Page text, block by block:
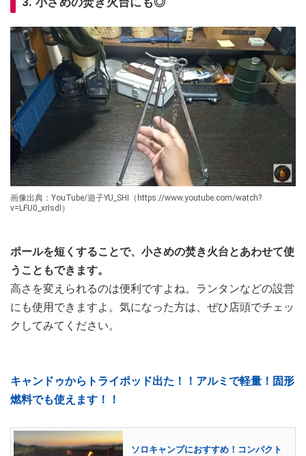
画像出典：YouTube/遊子YU_SHI（https://www.youtube.com/watch?
v=LFU0_xrIsdI）
ポールを短くすることで、小さめの焚き火台とあわせて使
うこともできます。
高さを変えられるのは便利ですよね。ランタンなどの設営
にも使用できますよ。気になった方は、ぜひ店頭でチェッ
クしてみてください。
キャンドゥからトライポッド出た！！アルミで軽量！固形
燃料でも使えます！！
ソロキャンプにおすすめ！コンパクト